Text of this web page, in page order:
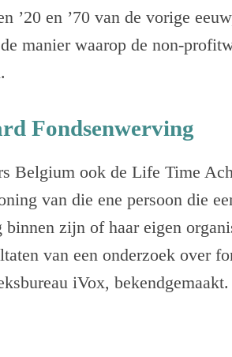
’20 en ’70 van de vorige
manier waarop de non-
Fondsenwerving
Belgium ook de Life Time
van die ene persoon die
zijn of haar eigen
van een onderzoek over
iVox, bekendgemaakt.